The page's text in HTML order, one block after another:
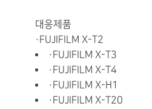
대응제품
・FUJIFILM X-T2
・FUJIFILM X-T3
・FUJIFILM X-T4
・FUJIFILM X-H1
・FUJIFILM X-T20